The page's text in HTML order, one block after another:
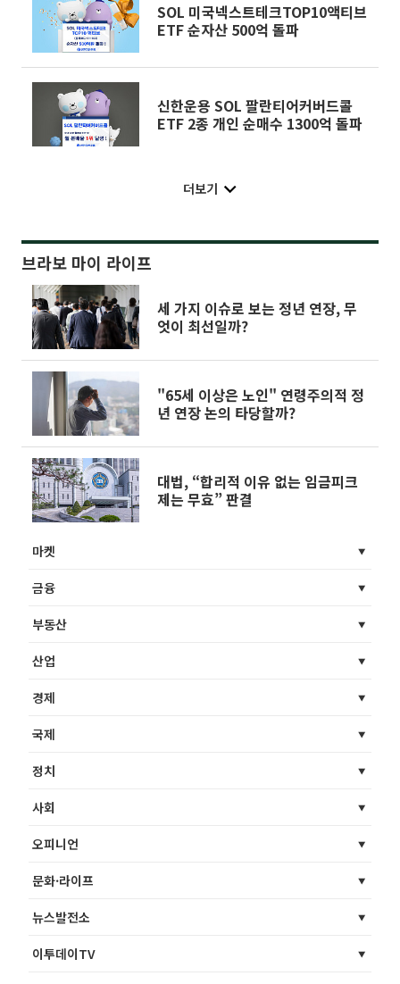
SOL 미국넥스트테크TOP10액티브
ETF 순자산 500억 돌파
신한운용 SOL 팔란티어커버드콜
ETF 2종 개인 순매수 1300억 돌파
더보기
브라보 마이 라이프
세 가지 이슈로 보는 정년 연장, 무
엇이 최선일까?
"65세 이상은 노인" 연령주의적 정
년 연장 논의 타당할까?
대법, “합리적 이유 없는 임금피크
제는 무효” 판결
마켓
금융
부동산
산업
경제
국제
정치
사회
오피니언
문화·라이프
뉴스발전소
이투데이TV